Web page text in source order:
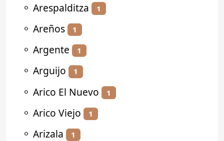
⚬ Arespalditza 1
⚬ Areños 1
⚬ Argente 1
⚬ Arguijo 1
⚬ Arico El Nuevo 1
⚬ Arico Viejo 1
⚬ Arizala 1